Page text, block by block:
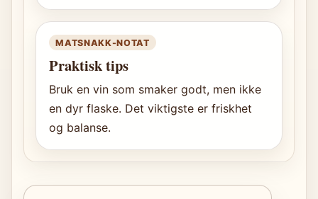
MATSNAKK-NOTAT
Praktisk tips
Bruk en vin som smaker godt, men ikke
en dyr flaske. Det viktigste er friskhet
og balanse.